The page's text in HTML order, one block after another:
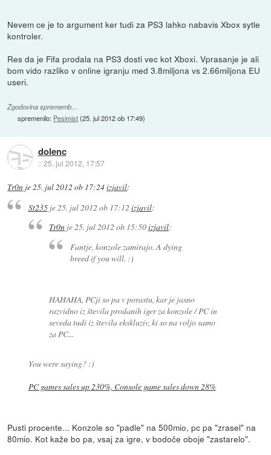
Nevem ce je to argument ker tudi za PS3 lahko nabavis Xbox sytle
kontroler.
Res da je Fifa prodala na PS3 dosti vec kot Xboxi. Vprasanje je ali
bom vido razliko v online igranju med 3.8miljona vs 2.66miljona EU
useri.
Zgodovina sprememb…
spremenilo: Pesimist(25. jul 2012 ob 17:49)
dolenc
::25. jul 2012, 17:57
Tr0n je25. jul 2012 ob 17:24izjavil:
St235je 25. jul 2012 ob 17:12 izjavil:
Tr0n je25. jul 2012 ob 15:50izjavil:
Fantje, konzole zamirajo. A dying
breed if you will. :)
HAHAHA, PCji so pa v porastu, kar je jasno
razvidno iz števila prodanih iger za konzole / PC in
seveda tudi iz števila ekskluziv, ki so na voljo samo
za PC...
You were saying? :)
PC games sales up 230%, Console game sales down 28%
Pusti procente... Konzole so "padle" na 500mio, pc pa "zrasel" na
80mio. Kot kaže bo pa, vsaj za igre, v bodoče oboje "zastarelo".